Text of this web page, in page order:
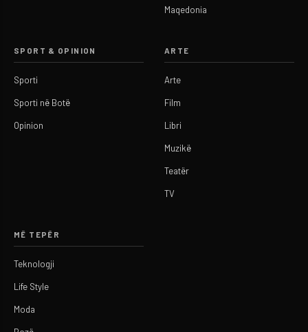
Maqedonia
SPORT & OPINION
Sporti
Sporti në Botë
Opinion
ARTE
Arte
Film
Libri
Muzikë
Teatër
TV
MË TEPËR
Teknologji
Life Style
Moda